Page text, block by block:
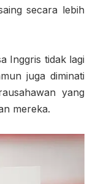
secara lebih
Inggris tidak lagi
juga diminati
yang
mereka.